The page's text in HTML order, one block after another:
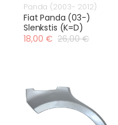
Panda (2003- 2012)
Fiat Panda (03-)
Slenkstis (K=D)
18,00 € 26,00 €